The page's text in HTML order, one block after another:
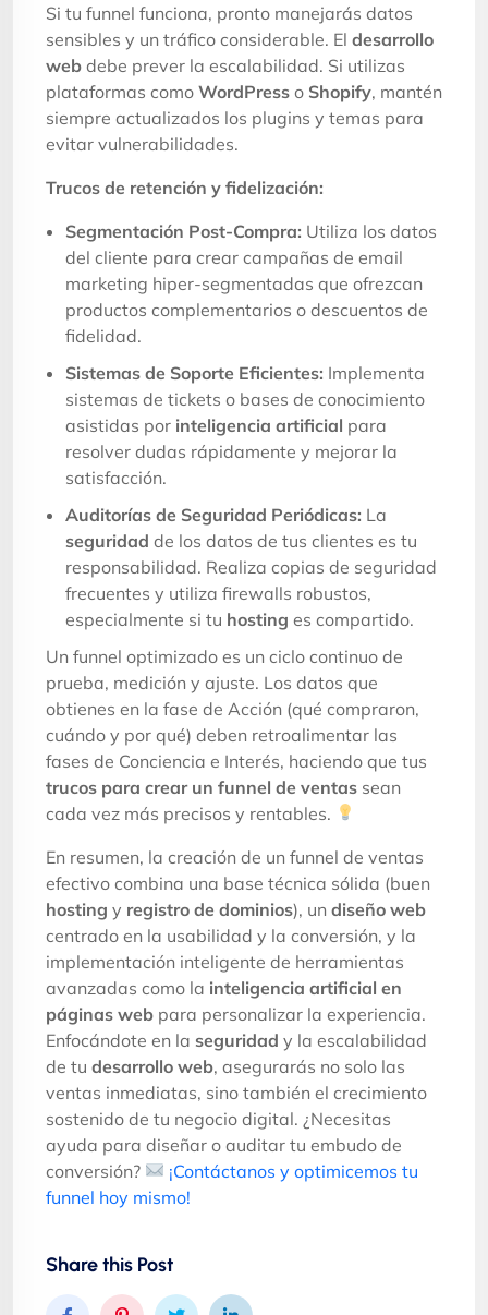
Si tu funnel funciona, pronto manejarás datos
sensibles y un tráfico considerable. El desarrollo
web debe prever la escalabilidad. Si utilizas
plataformas como WordPress o Shopify, mantén
siempre actualizados los plugins y temas para
evitar vulnerabilidades.
Trucos de retención y fidelización:
Segmentación Post-Compra: Utiliza los datos
del cliente para crear campañas de email
marketing hiper-segmentadas que ofrezcan
productos complementarios o descuentos de
fidelidad.
Sistemas de Soporte Eficientes: Implementa
sistemas de tickets o bases de conocimiento
asistidas por inteligencia artificial para
resolver dudas rápidamente y mejorar la
satisfacción.
Auditorías de Seguridad Periódicas: La
seguridad de los datos de tus clientes es tu
responsabilidad. Realiza copias de seguridad
frecuentes y utiliza firewalls robustos,
especialmente si tu hosting es compartido.
Un funnel optimizado es un ciclo continuo de
prueba, medición y ajuste. Los datos que
obtienes en la fase de Acción (qué compraron,
cuándo y por qué) deben retroalimentar las
fases de Conciencia e Interés, haciendo que tus
trucos para crear un funnel de ventas sean
cada vez más precisos y rentables.
En resumen, la creación de un funnel de ventas
efectivo combina una base técnica sólida (buen
hosting y registro de dominios), un diseño web
centrado en la usabilidad y la conversión, y la
implementación inteligente de herramientas
avanzadas como la inteligencia artificial en
páginas web para personalizar la experiencia.
Enfocándote en la seguridad y la escalabilidad
de tu desarrollo web, asegurarás no solo las
ventas inmediatas, sino también el crecimiento
sostenido de tu negocio digital. ¿Necesitas
ayuda para diseñar o auditar tu embudo de
conversión?
¡Contáctanos y optimicemos tu
funnel hoy mismo!
Share this Post